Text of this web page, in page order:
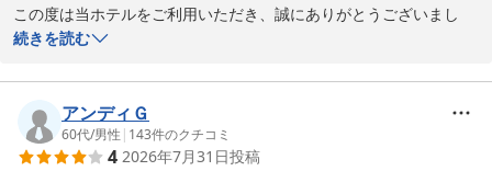
この度は当ホテルをご利用いただき、誠にありがとうございまし
た。
駐車場やアクセスの良さ、スタッフの対応につきましてお褒めのお
言葉をいただき、大変嬉しく思っております。
また、朝食も景色とともにお楽しみいただけたようで何よりでござ
続きを読む
アンディＧ
60代/男性 | 143件のクチコミ
4 2026年7月31日投稿